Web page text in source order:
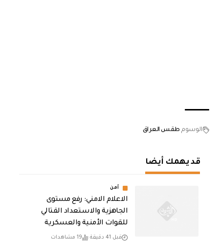
الوسوم طقس العراق
قد يهمك أيضا
أمن
الاعلام الامني: رفع مستوى
الجاهزية والاستعداد القتالي
للقوات الأمنية والعسكرية
قبل 41 دقيقة 19 مشاهدات